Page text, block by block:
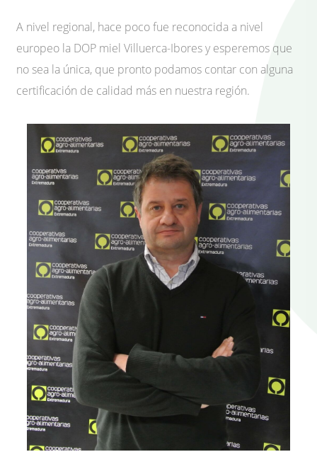
A nivel regional, hace poco fue reconocida a nivel
europeo la DOP miel Villuerca-Ibores y esperemos que
no sea la única, que pronto podamos contar con alguna
certificación de calidad más en nuestra región.